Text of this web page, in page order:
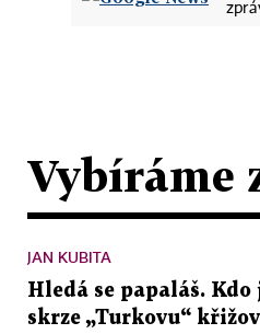
Vybíráme
JAN KUBITA
Hledá se papaláš.
skrze „Turkovu“